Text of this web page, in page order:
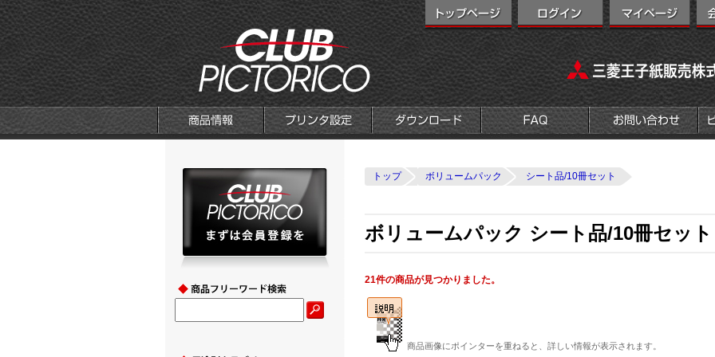
トップ ボリュームパック シート品/10冊セット
ボリュームパック シート品/10冊セッ
21件の商品が見つかりました。
商品画像にポインターを重ねると、詳しい情報が表示されます。